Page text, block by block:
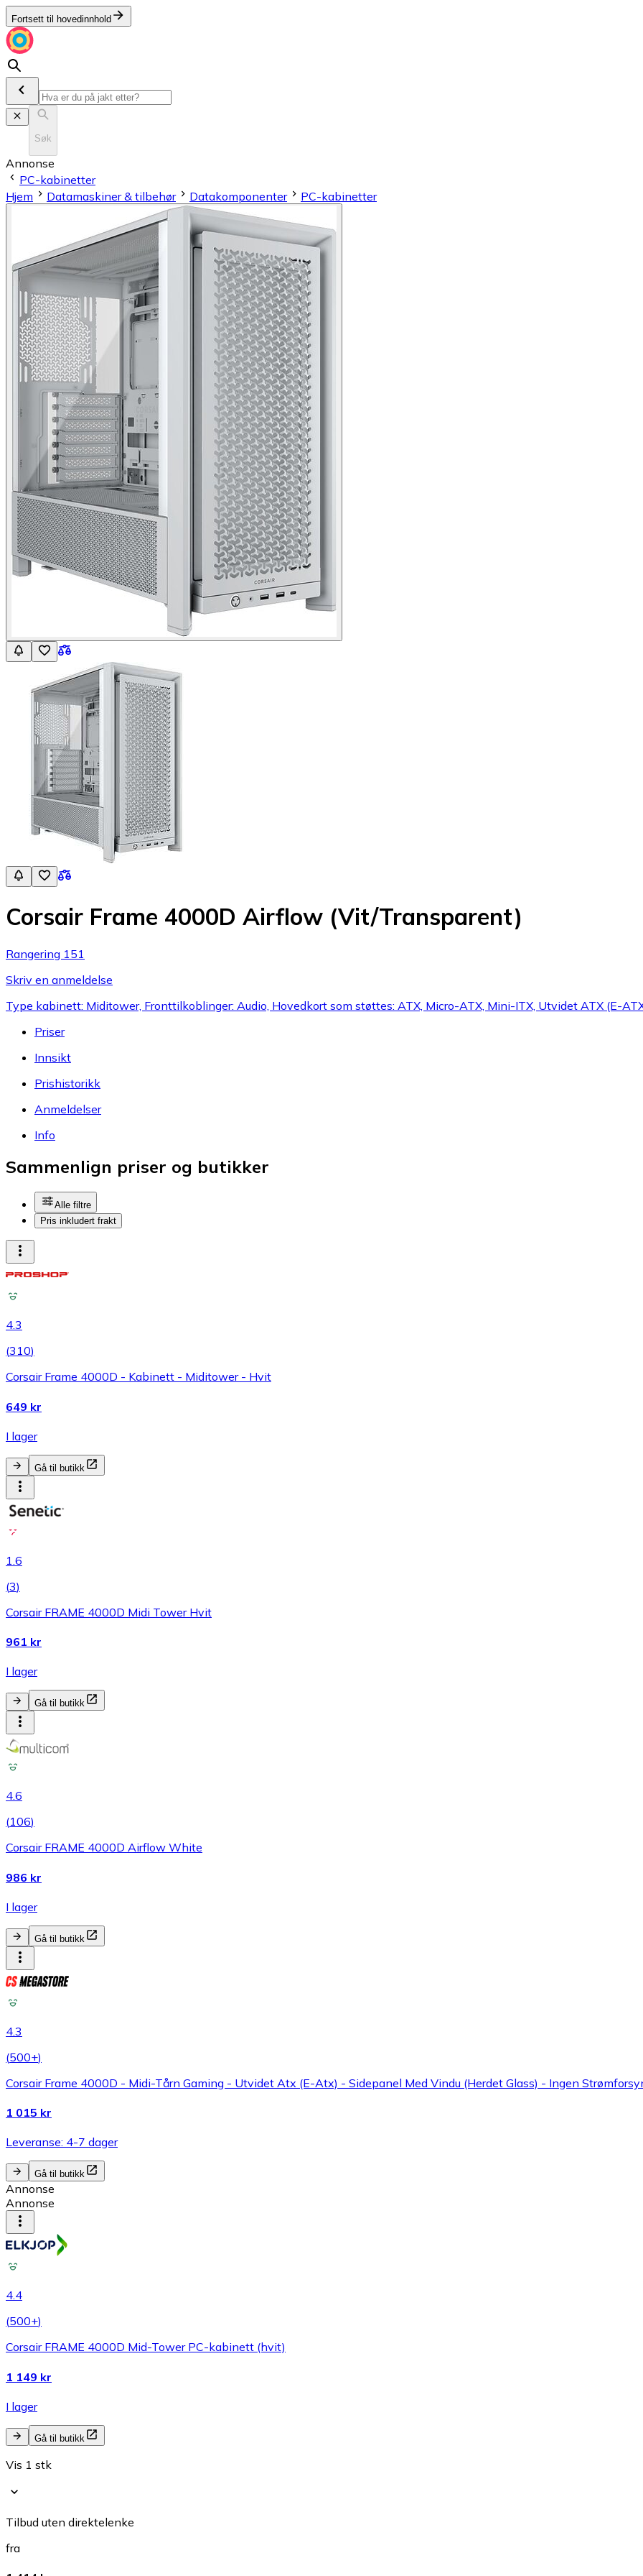
Fortsett til hovedinnhold
Søk
Annonse
PC-kabinetter
Hjem
Datamaskiner & tilbehør Datakomponenter PC-kabinetter
Corsair Frame 4000D Airflow (Vit/Transparent)
Rangering 151
Skriv en anmeldelse
Type kabinett: Miditower, Fronttilkoblinger: Audio, Hovedkort som støttes: ATX, Micro-ATX, Mini-ITX, Utvidet ATX (E-
Priser
Innsikt
Prishistorikk
Anmeldelser
Info
Sammenlign priser og butikker
Alle filtre
Pris inkludert frakt
4.3
(310)
Corsair Frame 4000D - Kabinett - Miditower - Hvit
649 kr
I lager
Gå til butikk
1.6
(3)
Corsair FRAME 4000D Midi Tower Hvit
961 kr
I lager
Gå til butikk
4.6
(106)
Corsair FRAME 4000D Airflow White
986 kr
I lager
Gå til butikk
4.3
(500+)
Corsair Frame 4000D - Midi-Tårn Gaming - Utvidet Atx (E-Atx) - Sidepanel Med Vindu (Herdet Glass) - Ingen
1 015 kr
Leveranse: 4-7 dager
Gå til butikk
Annonse
Annonse
4.4
(500+)
Corsair FRAME 4000D Mid-Tower PC-kabinett (hvit)
1 149 kr
I lager
Gå til butikk
Vis 1 stk
Tilbud uten direktelenke
fra